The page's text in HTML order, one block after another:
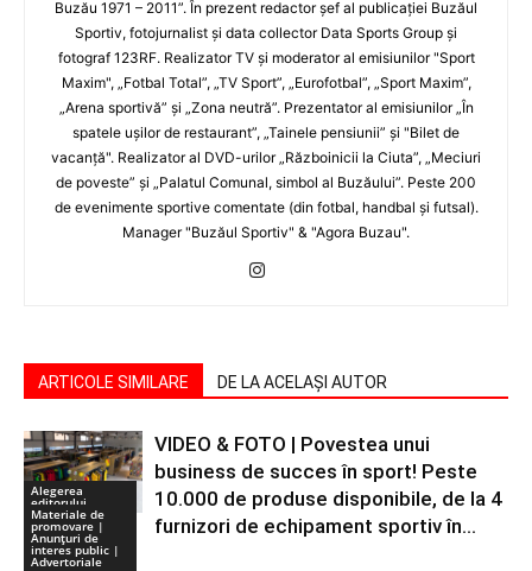
Buzău 1971 – 2011”. În prezent redactor şef al publicaţiei Buzăul
Sportiv, fotojurnalist şi data collector Data Sports Group şi
fotograf 123RF. Realizator TV şi moderator al emisiunilor "Sport
Maxim", „Fotbal Total”, „TV Sport”, „Eurofotbal”, „Sport Maxim”,
„Arena sportivă” şi „Zona neutră”. Prezentator al emisiunilor „În
spatele uşilor de restaurant”, „Tainele pensiunii” şi "Bilet de
vacanţă". Realizator al DVD-urilor „Războinicii la Ciuta”, „Meciuri
de poveste” şi „Palatul Comunal, simbol al Buzăului”. Peste 200
de evenimente sportive comentate (din fotbal, handbal şi futsal).
Manager "Buzăul Sportiv" & "Agora Buzau".
ARTICOLE SIMILARE DE LA ACELAȘI AUTOR
Alegerea
editorului
VIDEO & FOTO | Povestea unui
business de succes în sport! Peste
10.000 de produse disponibile, de la 4
furnizori de echipament sportiv în...
Materiale de
promovare |
Anunţuri de
interes public |
Advertoriale